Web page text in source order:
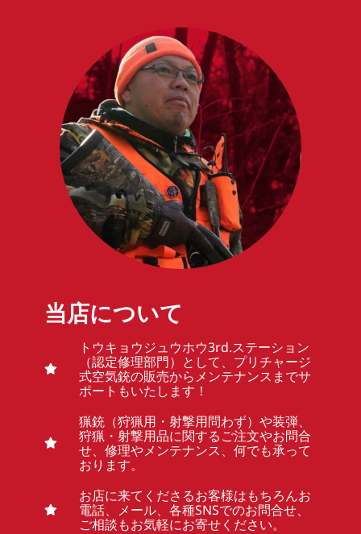
当店について
トウキョウジュウホウ3rd.ステーション
（認定修理部門）として、プリチャージ
式空気銃の販売からメンテナンスまでサ
ポートもいたします！
猟銃（狩猟用・射撃用問わず）や装弾、
狩猟・射撃用品に関するご注文やお問合
せ、修理やメンテナンス、何でも承って
おります。
お店に来てくださるお客様はもちろんお
電話、メール、各種SNSでのお問合せ、
ご相談もお気軽にお寄せください。